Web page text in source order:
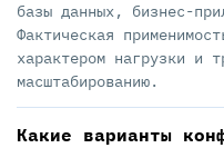
базы данных, бизнес-
Фактическая
характером нагрузки и
масштабированию.
Какие варианты